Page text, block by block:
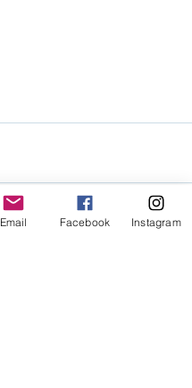
Email Facebook Instagram